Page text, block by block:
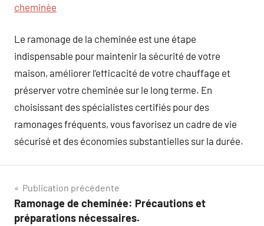
cheminée
Le ramonage de la cheminée est une étape
indispensable pour maintenir la sécurité de votre
maison, améliorer l’efficacité de votre chauffage et
préserver votre cheminée sur le long terme. En
choisissant des spécialistes certifiés pour des
ramonages fréquents, vous favorisez un cadre de vie
sécurisé et des économies substantielles sur la durée.
Navigation
de
Publication précédente
Ramonage de cheminée: Précautions et
préparations nécessaires.